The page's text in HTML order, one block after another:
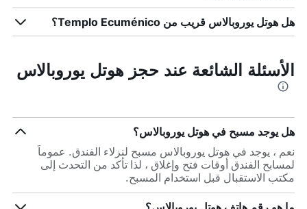
هل هوتل يوروبالاس قريب من Templo Ecuménico؟
الأسئلة الشائعة عند حجز هوتل يوروبالاس
هل يوجد مسبح في هوتل يوروبالاس؟
نعم ، يوجد في هوتل يوروبالاس مسبح لنزلاء الفندق. عموماً
لمسابح الفندق أوقات فتح وإغلاق ، لذا تأكد من التحدث إلى
مكتب الاستقبال قبل استخدام المسبح.